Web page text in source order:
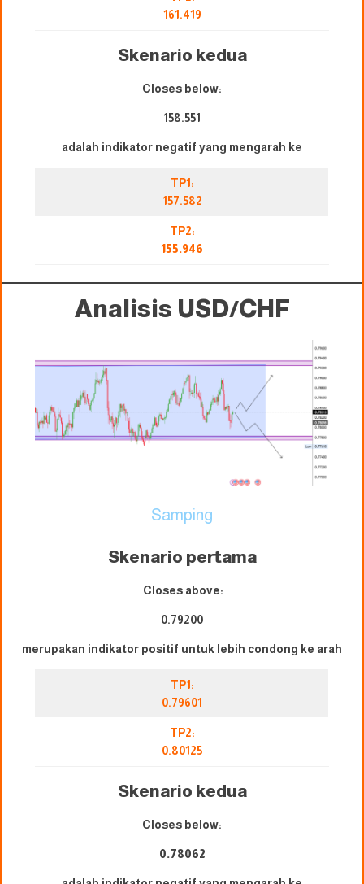
161.419
Skenario kedua
Closes below:
158.551
adalah indikator negatif yang mengarah ke
TP1:
157.582
TP2:
155.946
Analisis USD/CHF
Samping
Skenario pertama
Closes above:
0.79200
merupakan indikator positif untuk lebih condong ke arah
TP1:
0.79601
TP2:
0.80125
Skenario kedua
Closes below:
0.78062